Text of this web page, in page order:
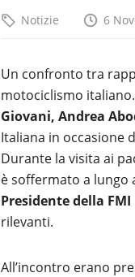
Notizie 6
Un confronto tra
motociclismo
Giovani, Andrea
Italiana in occasione
Durante la visita ai
è soffermato a lungo
Presidente della
rilevanti.
All’incontro erano